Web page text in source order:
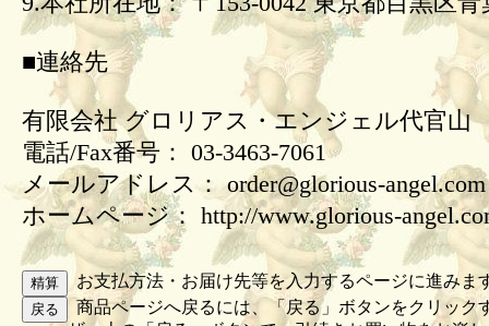
■連絡先
有限会社 グロリアス・エンジェル代官山
電話/Fax番号： 03-3463-7061
メールアドレス： order@glorious-angel.com
ホームページ： http://www.glorious-
お支払方法・お届け先等を入力するページに進みま
商品ページへ戻るには、「戻る」ボタンをクリック